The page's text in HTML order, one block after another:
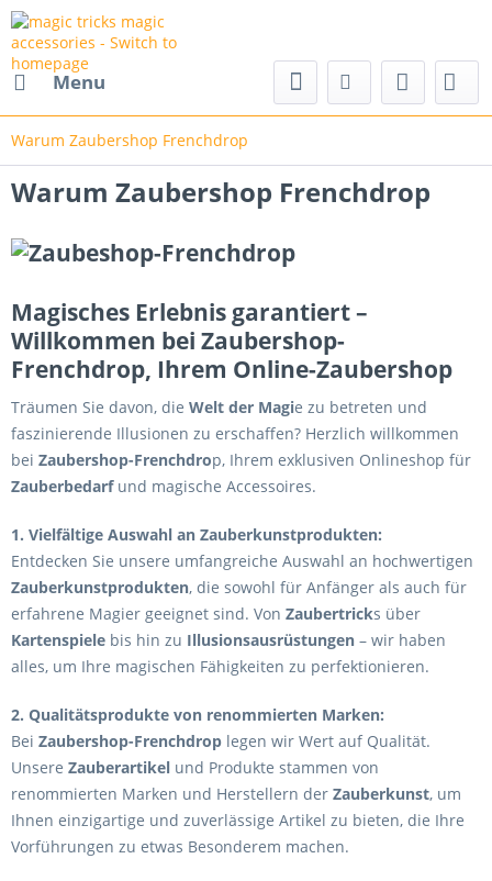
Menu
Warum Zaubershop Frenchdrop
magic accessories
Warum Zaubershop Frenchdrop
Magisches Erlebnis garantiert –
Willkommen bei Zaubershop-
Frenchdrop, Ihrem Online-Zaubershop
Träumen Sie davon, die Welt der Magie zu betreten und
faszinierende Illusionen zu erschaffen? Herzlich willkommen
bei Zaubershop-Frenchdrop, Ihrem exklusiven Onlineshop für
Zauberbedarfund magische Accessoires.
1. Vielfältige Auswahl an Zauberkunstprodukten:
Entdecken Sie unsere umfangreiche Auswahl an hochwertigen
Zauberkunstprodukten, die sowohl für Anfänger als auch für
erfahrene Magier geeignet sind. Von Zaubertricks über
Kartenspiele bis hin zu Illusionsausrüstungen – wir haben
alles, um Ihre magischen Fähigkeiten zu perfektionieren.
2. Qualitätsprodukte von renommierten Marken:
Bei Zaubershop-Frenchdrop legen wir Wert auf Qualität.
Unsere Zauberartikel und Produkte stammen von
renommierten Marken und Herstellern der Zauberkunst, um
Ihnen einzigartige und zuverlässige Artikel zu bieten, die Ihre
Vorführungen zu etwas Besonderem machen.